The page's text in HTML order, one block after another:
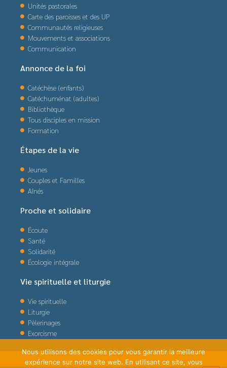
Unités pastorales
Carte des paroisses et des UP
Communautés religieuses
Mouvements et associations
Communication
Annonce de la foi
Catéchèse (enfants)
Catéchuménat (adultes)
Bibliothèque
Tous disciples en mission
Formation
Étapes de la vie
Jeunes
Couples et Familles
Aînés
Proche et solidaire
Écoute
Santé
Solidarité
Écologie intégrale
Vie spirituelle et liturgie
Vie spirituelle
Liturgie
Pèlerinages
Exorcisme
Nous utilisons des cookies pour vous garantir la meilleure
expérience sur notre site web. En utilisant ce site, vous